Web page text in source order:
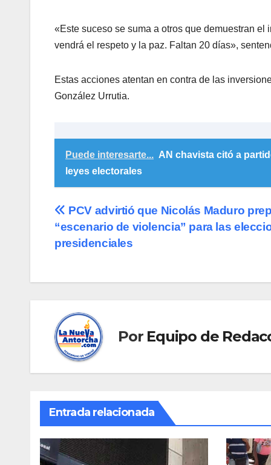
«Este suceso se suma a otros que demuestran
vendrá el respeto y la paz. Faltan 20 días»,
Estas acciones atentan en contra de las
González Urrutia.
Puede interesarte... AN chavista citó a
leyes electorales
Navegación
de
PCV advirtió que Nicolás Maduro
“escenario de violencia” para las
presidenciales
Por Equipo de
Entrada relacionada